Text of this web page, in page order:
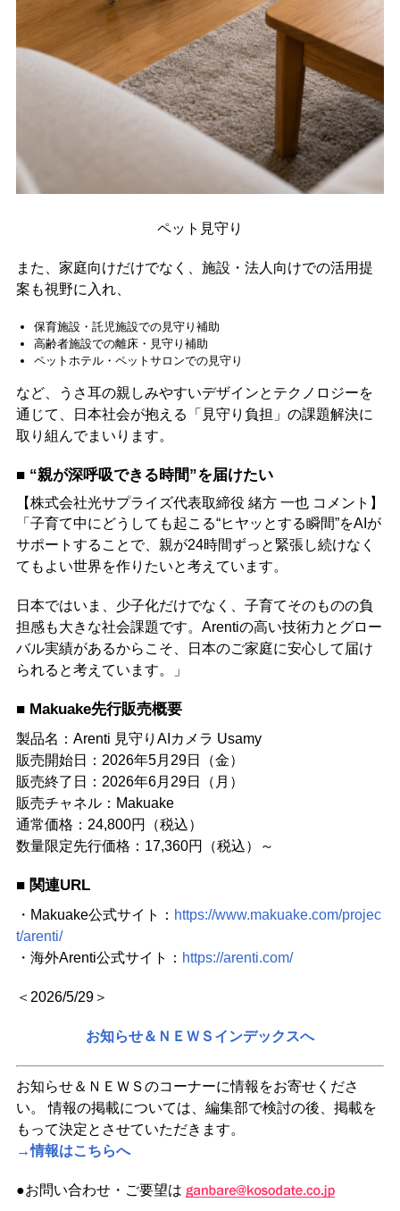
ペット見守り
また、家庭向けだけでなく、施設・法人向けでの活用提
案も視野に入れ、
保育施設・託児施設での見守り補助
高齢者施設での離床・見守り補助
ペットホテル・ペットサロンでの見守り
など、うさ耳の親しみやすいデザインとテクノロジーを
通じて、日本社会が抱える「見守り負担」の課題解決に
取り組んでまいります。
■ “親が深呼吸できる時間”を届けたい
【株式会社光サプライズ代表取締役 緒方 一也 コメント】
「子育て中にどうしても起こる“ヒヤッとする瞬間”をAIが
サポートすることで、親が24時間ずっと緊張し続けなく
てもよい世界を作りたいと考えています。
日本ではいま、少子化だけでなく、子育てそのものの負
担感も大きな社会課題です。Arentiの高い技術力とグロー
バル実績があるからこそ、日本のご家庭に安心して届け
られると考えています。」
■ Makuake先行販売概要
製品名：Arenti 見守りAIカメラ Usamy
販売開始日：2026年5月29日（金）
販売終了日：2026年6月29日（月）
販売チャネル：Makuake
通常価格：24,800円（税込）
数量限定先行価格：17,360円（税込）～
■ 関連URL
・Makuake公式サイト： https://www.makuake.com/projec
t/arenti/
・海外Arenti公式サイト： https://arenti.com/
＜2026/5/29＞
お知らせ＆ＮＥＷＳインデックスへ
お知らせ＆ＮＥＷＳのコーナーに情報をお寄せくださ
い。 情報の掲載については、編集部で検討の後、掲載を
もって決定とさせていただきます。
→情報はこちらへ
●お問い合わせ・ご要望は